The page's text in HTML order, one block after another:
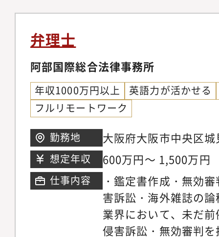
弁理士
阿部国際総合法律事務所
年収1000万円以上
英語力が活かせる
フルリモートワーク
勤務地
大阪府大阪市中央区
下IMPビル
想定年収 600万円～ 1,500万円
仕事内容
・鑑定書作成・無効
害訴訟・海外雑誌の
業界において、未だ
侵害訴訟・無効審判